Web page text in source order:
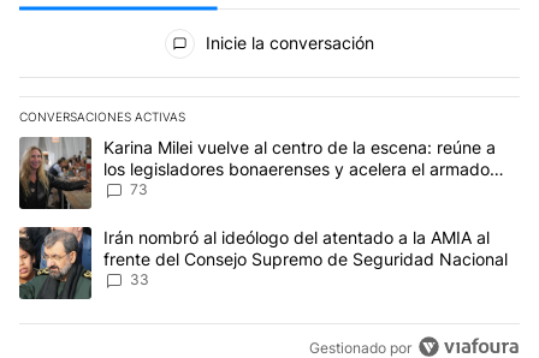
Todos los comentarios
Inicie la conversación
CONVERSACIONES ACTIVAS
Este listado muestra los artículos con más comentarios en los
Un artículo de tendencia con el título "Karina Milei vuelve al
Karina Milei vuelve al centro de la escena: reúne a
los legisladores bonaerenses y acelera el armado
para 2027
73
Un artículo de tendencia con el título "Irán nombró al ideólogo
Irán nombró al ideólogo del atentado a la AMIA al
frente del Consejo Supremo de Seguridad Nacional
33
Gestionado por